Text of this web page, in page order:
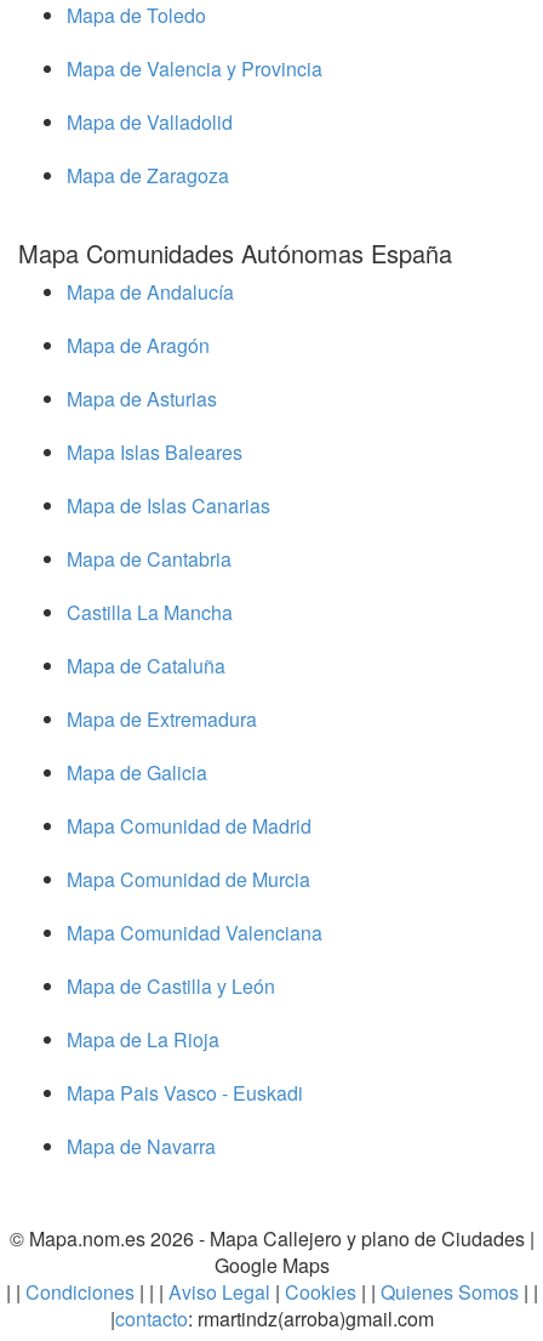
Mapa de Toledo
Mapa de Valencia y Provincia
Mapa de Valladolid
Mapa de Zaragoza
Mapa Comunidades Autónomas España
Mapa de Andalucía
Mapa de Aragón
Mapa de Asturias
Mapa Islas Baleares
Mapa de Islas Canarias
Mapa de Cantabria
Castilla La Mancha
Mapa de Cataluña
Mapa de Extremadura
Mapa de Galicia
Mapa Comunidad de Madrid
Mapa Comunidad de Murcia
Mapa Comunidad Valenciana
Mapa de Castilla y León
Mapa de La Rioja
Mapa Pais Vasco - Euskadi
Mapa de Navarra
© Mapa.nom.es 2026 - Mapa Callejero y plano de Ciudades|
Google Maps
| | Condiciones| | | Aviso Legal | Cookies | | Quienes Somos | |
|contacto: rmartindz(arroba)gmail.com